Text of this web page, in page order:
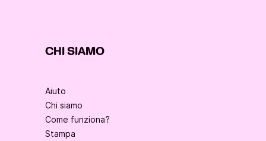
CHI SIAMO
Aiuto
Chi siamo
Come funziona?
Stampa